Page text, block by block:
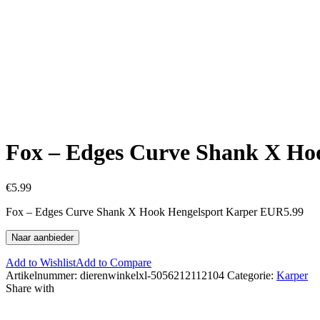
Fox – Edges Curve Shank X
€5.99
Fox – Edges Curve Shank X Hook Hengelsport Karper EUR5.99
Naar aanbieder
Add to WishlistAdd to Compare
Artikelnummer: dierenwinkelxl-5056212112104 Categorie: Karper
Share with